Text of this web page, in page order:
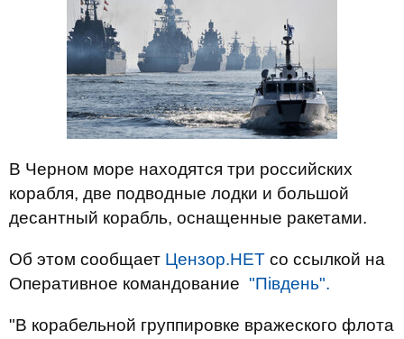
В Черном море находятся три российских
корабля, две подводные лодки и большой
десантный корабль, оснащенные ракетами.
Об этом сообщает Цензор.НЕТ со ссылкой на
Оперативное командование "Південь".
"В корабельной группировке вражеского флота